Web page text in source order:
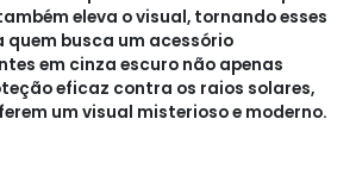
eleva o visual, tornando esses
quem busca um acessório
em cinza escuro não apenas
eficaz contra os raios solares,
um visual misterioso e moderno.